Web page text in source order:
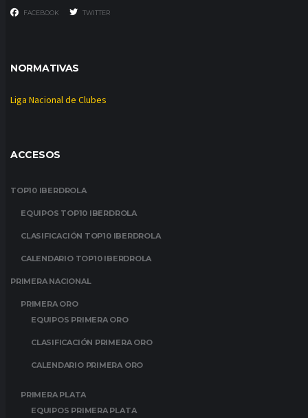
FACEBOOK TWITTER
NORMATIVAS
Liga Nacional de Clubes
ACCESOS
TOP10 IBERDROLA
EQUIPOS TOP10 IBERDROLA
CLASIFICACIÓN TOP10 IBERDROLA
CALENDARIO TOP10 IBERDROLA
PRIMERA NACIONAL
PRIMERA ORO
EQUIPOS PRIMERA ORO
CLASIFICACIÓN PRIMERA ORO
CALENDARIO PRIMERA ORO
PRIMERA PLATA
EQUIPOS PRIMERA PLATA